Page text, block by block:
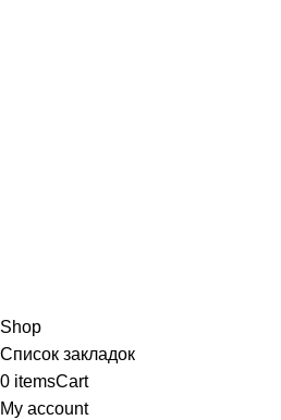
Shop
Список закладок
0 itemsCart
My account